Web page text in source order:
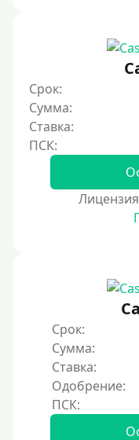
6000 руб
7000 руб
8000 руб
10000 руб
30000 руб на год
35000 руб
40000 руб
50000 руб
Срок:
Сумма:
Ставка:
Срок:
Сумма:
Ставка:
Одобрение: